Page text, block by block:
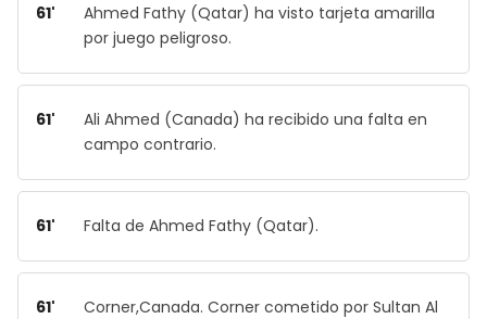
61'
Ahmed Fathy (Qatar) ha visto tarjeta amarilla
por juego peligroso.
61'
Ali Ahmed (Canada) ha recibido una falta en
campo contrario.
61' Falta de Ahmed Fathy (Qatar).
61'
Corner,Canada. Corner cometido por Sultan Al